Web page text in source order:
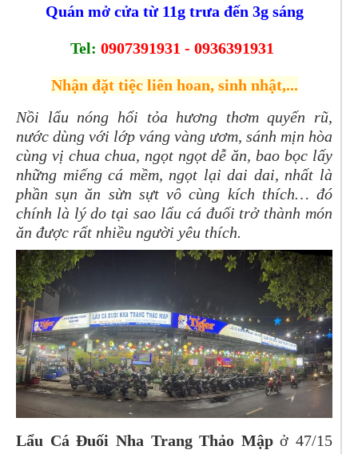
Quán mở cửa từ 11g trưa đến 3g sáng
Tel: 0907391931 - 0936391931
Nhận đặt tiệc liên hoan, sinh nhật,...
Nồi lẩu nóng hổi tỏa hương thơm quyến rũ,
nước dùng với lớp váng vàng ươm, sánh mịn hòa
cùng vị chua chua, ngọt ngọt dễ ăn, bao bọc lấy
những miếng cá mềm, ngọt lại dai dai, nhất là
phần sụn ăn sừn sựt vô cùng kích thích… đó
chính là lý do tại sao lẩu cá đuối trở thành món
ăn được rất nhiều người yêu thích.
Lẩu Cá Đuối Nha Trang Thảo Mậpở 47/15